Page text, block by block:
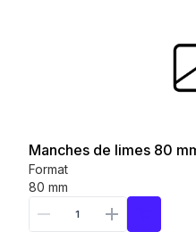
Manches de limes 80
Format
80 mm